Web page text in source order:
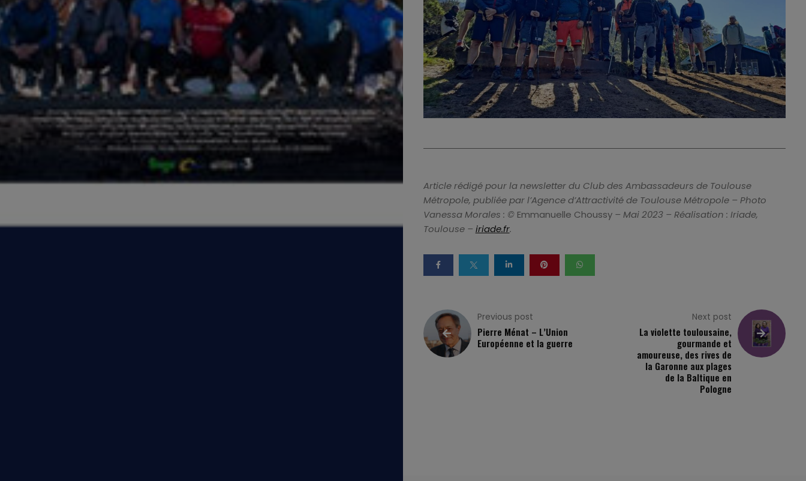
VO
La
Valise
de
Toulouse
Auteur
L’Émission
Article rédigé pour la newsletter du Club des Ambassadeurs de Toulouse
Métropole, publiée par l’Agence d’Attractivité de Toulouse Métropole – Photo
Vanessa Morales : © Emmanuelle Choussy– Mai 2023 – Réalisation : Iriade,
Toulouse – iriade.fr.
Previous post
Pierre Ménat – L’Union
Européenne et la guerre
Next post
La violette toulousaine,
gourmande et
amoureuse, des rives de
la Garonne aux plages
de la Baltique en
Pologne